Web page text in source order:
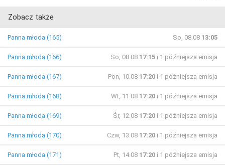
Zobacz także
Panna młoda (165) So, 08.08 13:05
Panna młoda (166) So, 08.08 17:15 i 1 późniejsza emisja
Panna młoda (167) Pon, 10.08 17:20 i 1 późniejsza emisja
Panna młoda (168) Wt, 11.08 17:20 i 1 późniejsza emisja
Panna młoda (169) Śr, 12.08 17:20 i 1 późniejsza emisja
Panna młoda (170) Czw, 13.08 17:20 i 1 późniejsza emisja
Panna młoda (171) Pt, 14.08 17:20 i 1 późniejsza emisja